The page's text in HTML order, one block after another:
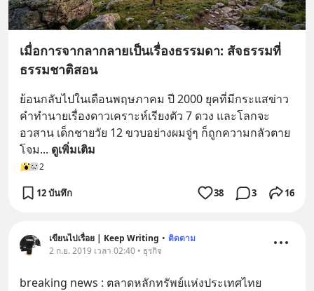
เมื่อการจากลากลายเป็นเรื่องธรรมดา: สัจธรรมที่
ธรรมชาติสอน
ย้อนกลับไปในเดือนพฤษภาคม ปี 2000 ยุคที่มีกระแสข่าว
คำทำนายเรื่องดาวเคราะห์เรียงตัว 7 ดวง และโลกจะ
อวสาน เด็กชายวัย 12 ขวบอย่างผมจู่ๆ ก็ถูกความกลัวตาย
โจม... ดูเพิ่มเติม
2
12 บันทึก 38 3 16
เขียนไปเรื่อย | Keep Writing • ติดตาม
2 ก.ย. 2019 เวลา 02:40 • ธุรกิจ
breaking news : ตลาดหลักทรัพย์แห่งประเทศไทย